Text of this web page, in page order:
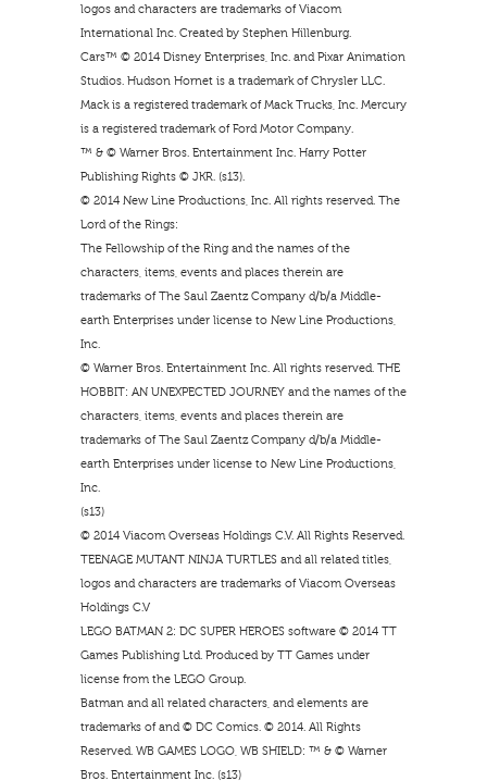
logos and characters are trademarks of Viacom
International Inc. Created by Stephen Hillenburg.
Cars™ © 2014 Disney Enterprises, Inc. and Pixar Animation
Studios. Hudson Hornet is a trademark of Chrysler LLC.
Mack is a registered trademark of Mack Trucks, Inc. Mercury
is a registered trademark of Ford Motor Company.
™ & © Warner Bros. Entertainment Inc. Harry Potter
Publishing Rights © JKR. (s13).
© 2014 New Line Productions, Inc. All rights reserved. The
Lord of the Rings:
The Fellowship of the Ring and the names of the
characters, items, events and places therein are
trademarks of The Saul Zaentz Company d/b/a Middle-
earth Enterprises under license to New Line Productions,
Inc.
© Warner Bros. Entertainment Inc. All rights reserved. THE
HOBBIT: AN UNEXPECTED JOURNEY and the names of the
characters, items, events and places therein are
trademarks of The Saul Zaentz Company d/b/a Middle-
earth Enterprises under license to New Line Productions,
Inc.
(s13)
© 2014 Viacom Overseas Holdings C.V. All Rights Reserved.
TEENAGE MUTANT NINJA TURTLES and all related titles,
logos and characters are trademarks of Viacom Overseas
Holdings C.V
LEGO BATMAN 2: DC SUPER HEROES software © 2014 TT
Games Publishing Ltd. Produced by TT Games under
license from the LEGO Group.
Batman and all related characters, and elements are
trademarks of and © DC Comics. © 2014. All Rights
Reserved. WB GAMES LOGO, WB SHIELD: ™ & © Warner
Bros. Entertainment Inc. (s13)